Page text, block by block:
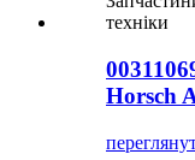
Horsch